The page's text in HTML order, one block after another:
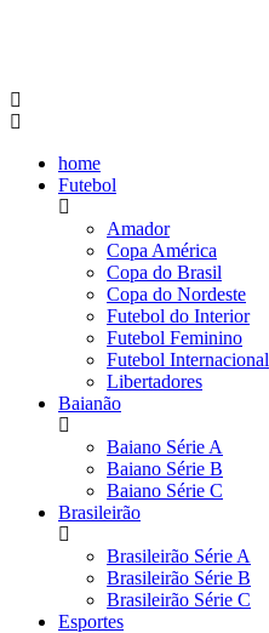
home
Futebol
Amador
Copa América
Copa do Brasil
Copa do Nordeste
Futebol do Interior
Futebol Feminino
Futebol Internacional
Libertadores
Baianão
Baiano Série A
Baiano Série B
Baiano Série C
Brasileirão
Brasileirão Série A
Brasileirão Série B
Brasileirão Série C
Esportes